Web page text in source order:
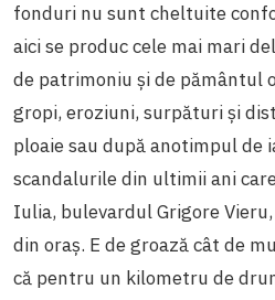
fonduri nu sunt cheltuite
aici se produc cele mai mari
de patrimoniu şi de pământul
gropi, eroziuni, surpături şi
ploaie sau după anotimpul de
scandalurile din ultimii ani
Iulia, bulevardul Grigore
din oraş. E de groază cât de
că pentru un kilometru de